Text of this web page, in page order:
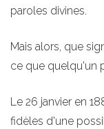
paroles divines.
Mais alors, que
ce que quelqu'un
Le 26 janvier en
fidèles d'une